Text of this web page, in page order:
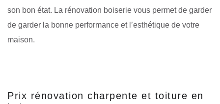
son bon état. La rénovation boiserie vous permet de garder
de garder la bonne performance et l’esthétique de votre
maison.
Prix rénovation charpente et toiture en